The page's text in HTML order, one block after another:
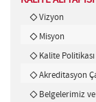
Vizyon
Misyon
Kalite Politikası
Akreditasyon
Belgelerimiz ve